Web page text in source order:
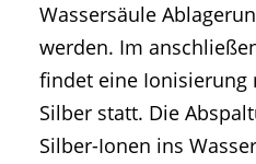
Wassersäule
werden. Im
findet eine Ionisierung
Silber statt. Die
Silber-Ionen ins